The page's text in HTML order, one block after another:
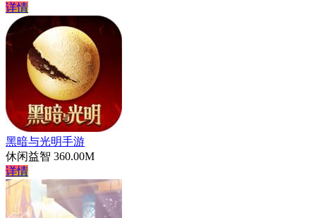
详情
黑暗与光明手游
休闲益智 360.00M
详情